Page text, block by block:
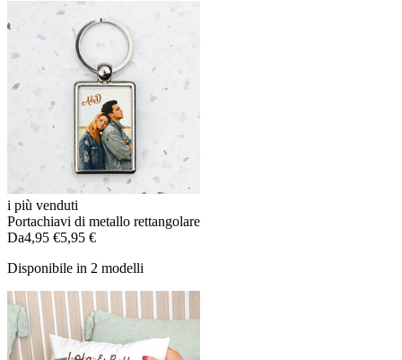
i più venduti
Portachiavi di metallo rettangolare
Da4,95 €5,95 €
Disponibile in 2 modelli